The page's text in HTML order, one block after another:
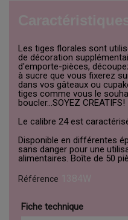
Les tiges florales sont
de décoration
d'emporte-pièces,
à sucre que vous fixerez
dans vos gâteaux ou
tiges comme vous le
boucler...SOYEZ CREATIFS!
Le calibre 24 est
Disponible en différentes
sans danger pour une
alimentaires. Boîte de 50
Référence
Fiche technique